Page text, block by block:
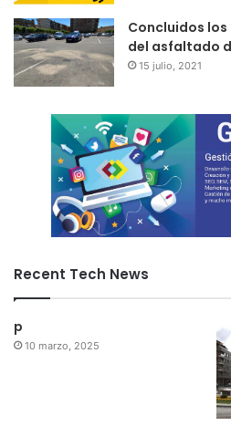
Concluidos
del asfaltado
15 julio, 2021
Recent Tech News
p
10 marzo, 2025